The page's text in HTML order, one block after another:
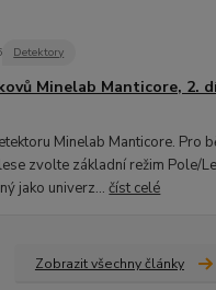
Detektory
Minelab Manticore, 2.
Minelab Manticore. Pro
zvolte základní režim Pole/
jako univerz...číst celé
Zobrazit všechny články